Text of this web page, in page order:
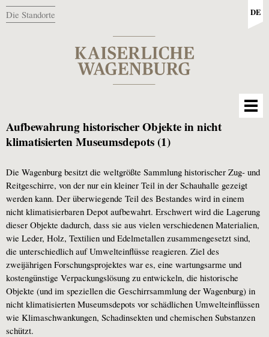
Die Standorte DE
Aufbewahrung historischer Objekte in nicht
klimatisierten Museumsdepots (1)
Die Wagenburg besitzt die weltgrößte Sammlung historischer Zug- und
Reitgeschirre, von der nur ein kleiner Teil in der Schauhalle gezeigt
werden kann. Der überwiegende Teil des Bestandes wird in einem
nicht klimatisierbaren Depot aufbewahrt. Erschwert wird die Lagerung
dieser Objekte dadurch, dass sie aus vielen verschiedenen Materialien,
wie Leder, Holz, Textilien und Edelmetallen zusammengesetzt sind,
die unterschiedlich auf Umwelteinflüsse reagieren. Ziel des
zweijährigen Forschungsprojektes war es, eine wartungsarme und
kostengünstige Verpackungslösung zu entwickeln, die historische
Objekte (und im speziellen die Geschirrsammlung der Wagenburg) in
nicht klimatisierten Museumsdepots vor schädlichen Umwelteinflüssen
wie Klimaschwankungen, Schadinsekten und chemischen Substanzen
schützt.